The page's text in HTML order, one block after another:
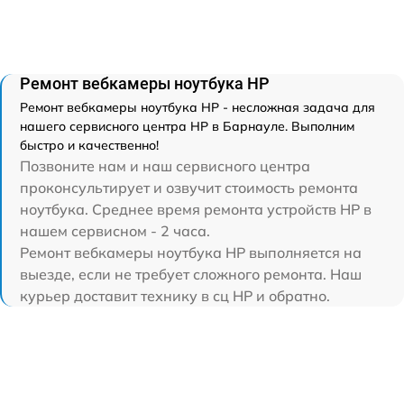
Ремонт вебкамеры ноутбука HP
Ремонт вебкамеры ноутбука HP - несложная задача для
нашего сервисного центра HP в Барнауле. Выполним
быстро и качественно!
Позвоните нам и наш сервисного центра
проконсультирует и озвучит стоимость ремонта
ноутбука. Среднее время ремонта устройств HP в
нашем сервисном - 2 часа.
Ремонт вебкамеры ноутбука HP выполняется на
выезде, если не требует сложного ремонта. Наш
курьер доставит технику в сц HP и обратно.